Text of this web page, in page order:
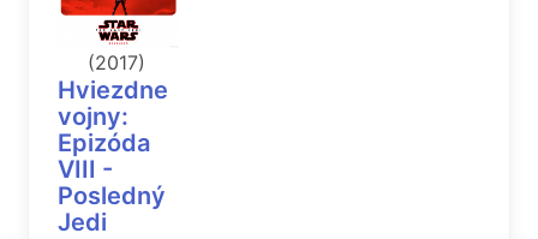
(2017)
Hviezdne
vojny:
Epizóda
VIII -
Posledný
Jedi